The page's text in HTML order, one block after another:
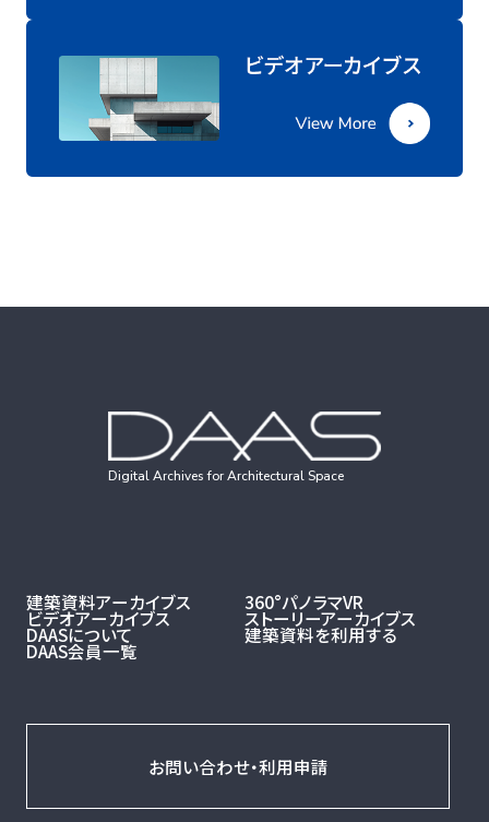
Digital Archives for Architectural Space
建築資料アーカイブス 360°パノラマVR
ビデオアーカイブス ストーリーアーカイブス
DAASについて 建築資料を利用する
DAAS会員一覧
お問い合わせ・利用申請